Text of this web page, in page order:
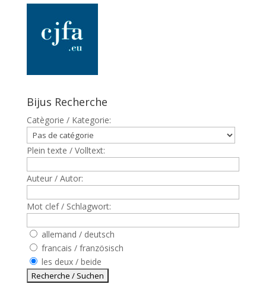
Bijus Recherche
Catègorie / Kategorie:
Plein texte / Volltext:
Auteur / Autor:
Mot clef / Schlagwort:
allemand / deutsch
francais / französisch
les deux / beide